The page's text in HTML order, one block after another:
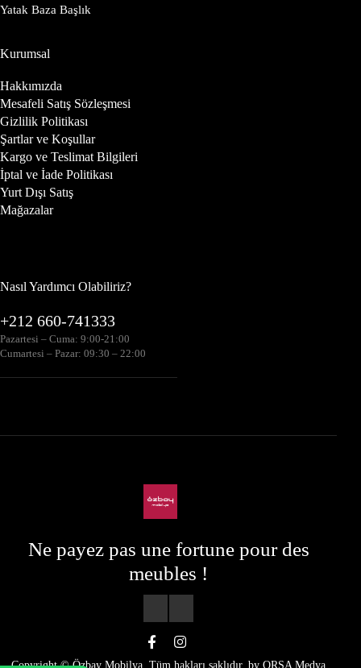
Yatak Baza Başlık
Kurumsal
Hakkımızda
Mesafeli Satış Sözleşmesi
Gizlilik Politikası
Şartlar ve Koşullar
Kargo ve Teslimat Bilgileri
İptal ve İade Politikası
Yurt Dışı Satış
Mağazalar
Nasıl Yardımcı Olabiliriz?
+212 660-741333
Pazartesi – Cuma: 9:00-21:00
Cumartesi – Pazar: 09:30 – 22:00
Ne payez pas une fortune pour des
meubles !
Copyright © Özbay Mobilya. Tüm hakları saklıdır. by ORSA Medya